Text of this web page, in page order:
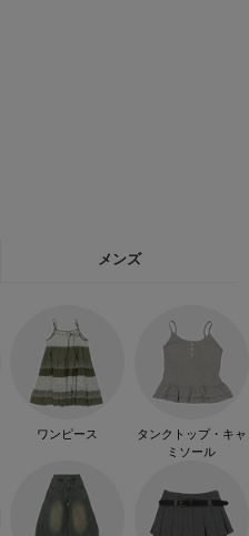
メンズ
ワンピース
タンクトップ・キャ
ミソール